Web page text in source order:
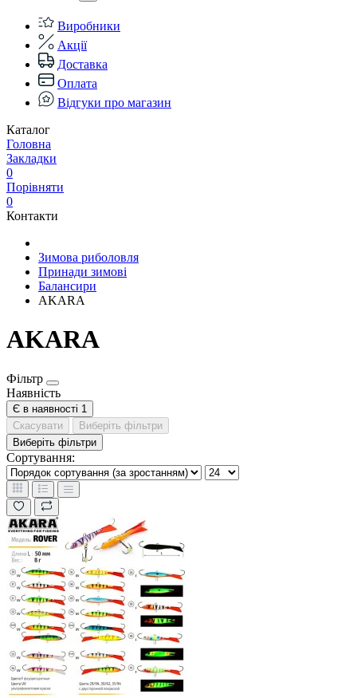
Виробники
Акції
Доставка
Оплата
Відгуки про магазин
Каталог
Головна
Закладки
0
Порівняти
0
Контакти
Зимова риболовля
Принади зимові
Балансири
AKARA
AKARA
Фільтр
Наявність
Є в наявності 1
Скасувати
Виберіть фільтри
Виберіть фільтри
Сортування: